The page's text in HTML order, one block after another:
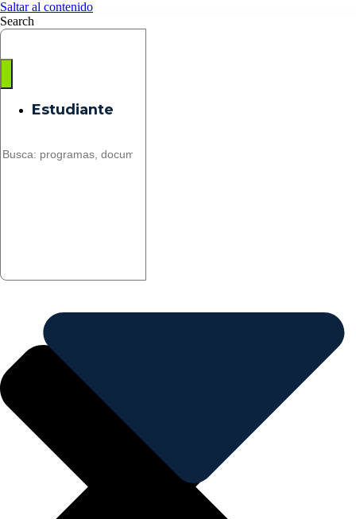
Saltar al contenido
Search
Estudiante